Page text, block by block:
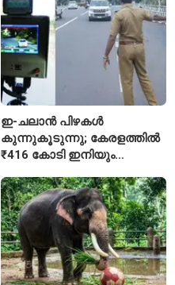
ഇ-ചലാൻ പിഴകൾ
കുന്നുകൂടുന്നു; കേരളത്തിൽ
₹416 കോടി ഇനിയും